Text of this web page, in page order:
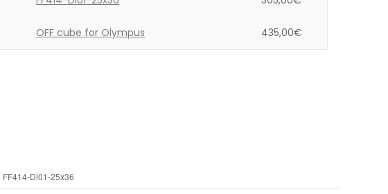
OFF cube for Olympus 435,00€